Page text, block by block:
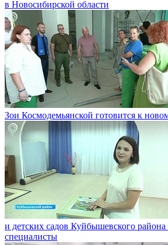
в Новосибирской области
Зои Космодемьянской готовится к
и детских садов Куйбышевского
специалисты